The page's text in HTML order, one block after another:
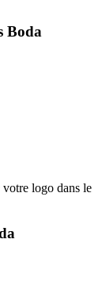
Boda